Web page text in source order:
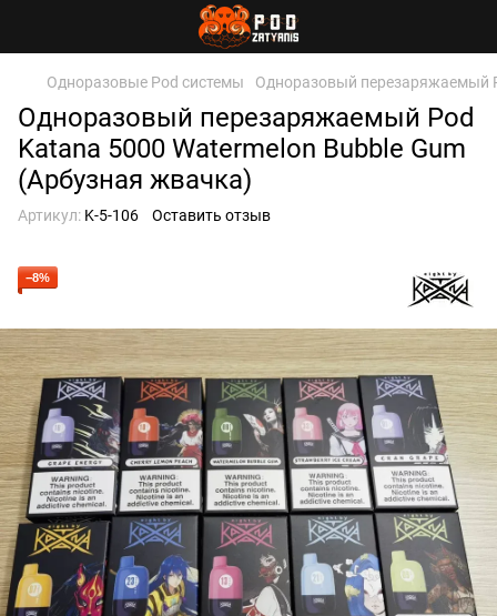
Одноразовые Pod системы Одноразовый перезаряжаемый
Одноразовый перезаряжаемый Pod
Katana 5000 Watermelon Bubble Gum
(Арбузная жвачка)
Артикул: K-5-106 Оставить отзыв
−8%